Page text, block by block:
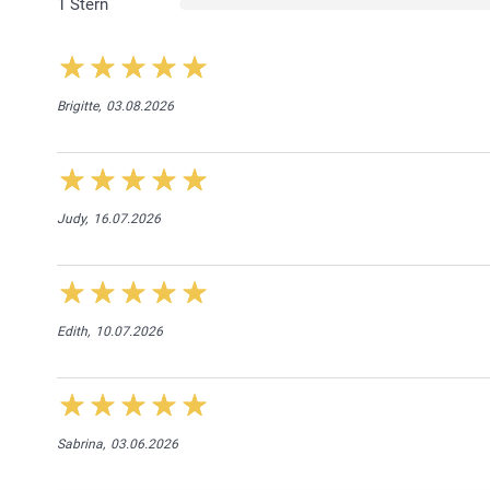
1 Stern
Brigitte, 03.08.2026
Judy, 16.07.2026
Edith, 10.07.2026
Sabrina, 03.06.2026